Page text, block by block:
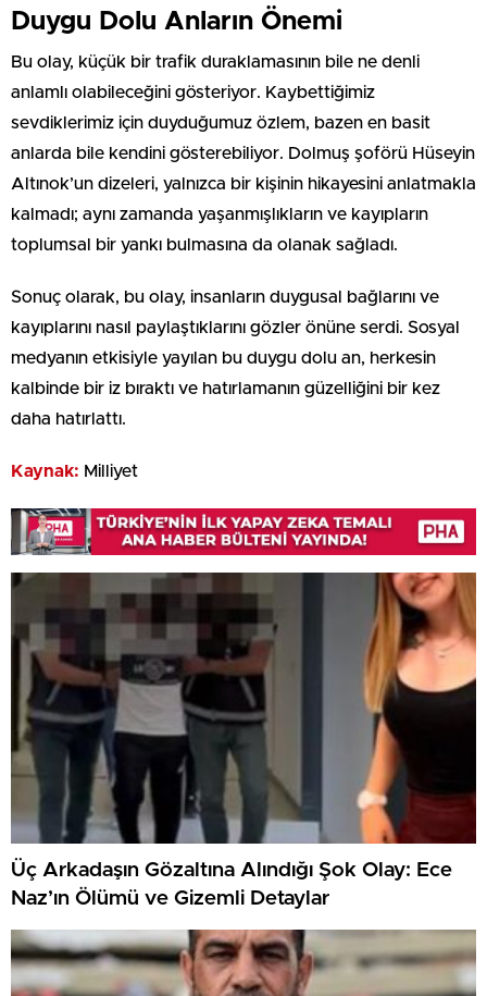
Duygu Dolu Anların Önemi
Bu olay, küçük bir trafik duraklamasının bile ne denli
anlamlı olabileceğini gösteriyor. Kaybettiğimiz
sevdiklerimiz için duyduğumuz özlem, bazen en basit
anlarda bile kendini gösterebiliyor. Dolmuş şoförü Hüseyin
Altınok’un dizeleri, yalnızca bir kişinin hikayesini anlatmakla
kalmadı; aynı zamanda yaşanmışlıkların ve kayıpların
toplumsal bir yankı bulmasına da olanak sağladı.
Sonuç olarak, bu olay, insanların duygusal bağlarını ve
kayıplarını nasıl paylaştıklarını gözler önüne serdi. Sosyal
medyanın etkisiyle yayılan bu duygu dolu an, herkesin
kalbinde bir iz bıraktı ve hatırlamanın güzelliğini bir kez
daha hatırlattı.
Kaynak: Milliyet
Üç Arkadaşın Gözaltına Alındığı Şok Olay: Ece
Naz’ın Ölümü ve Gizemli Detaylar